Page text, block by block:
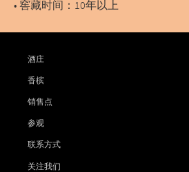
• 窖藏时间：10年以上
酒庄
香槟
销售点
参观
联系方式
关注我们